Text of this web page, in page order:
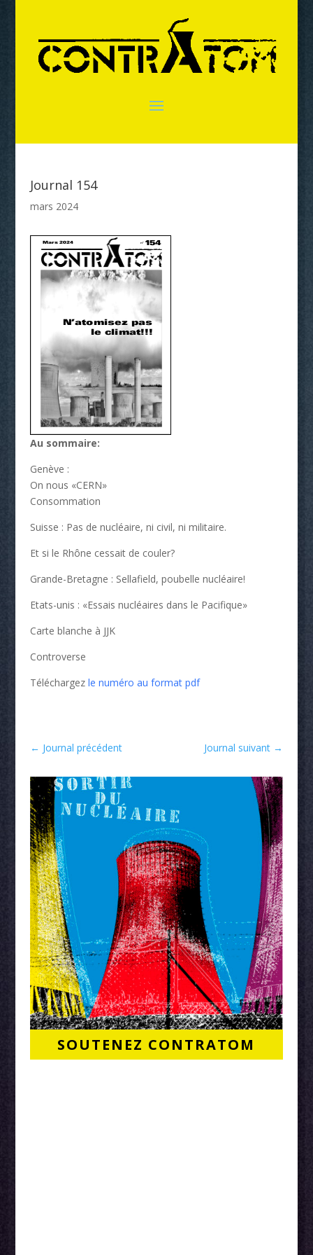
Journal 154
mars 2024
Au sommaire:
Genève :
On nous «CERN»
Consommation
Suisse : Pas de nucléaire, ni civil, ni militaire.
Et si le Rhône cessait de couler?
Grande-Bretagne : Sellafield, poubelle nucléaire!
Etats-unis : «Essais nucléaires dans le Pacifique»
Carte blanche à JJK
Controverse
Téléchargez le numéro au format pdf
← Journal précédent Journal suivant →
SOUTENEZ CONTRATOM